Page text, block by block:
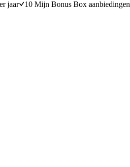
jaar 10 Mijn Bonus Box aanbiedingen